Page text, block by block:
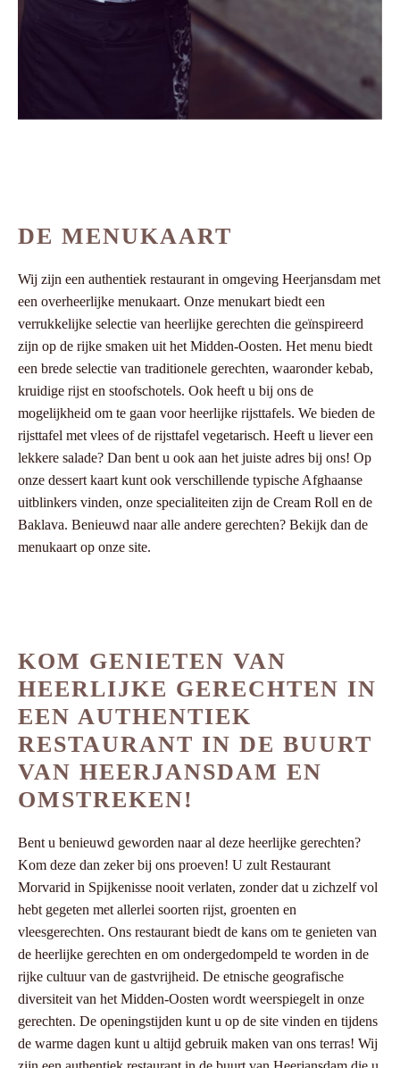
DE MENUKAART
Wij zijn een authentiek restaurant in omgeving Heerjansdam met
een overheerlijke menukaart. Onze menukart biedt een
verrukkelijke selectie van heerlijke gerechten die geïnspireerd
zijn op de rijke smaken uit het Midden-Oosten. Het menu biedt
een brede selectie van traditionele gerechten, waaronder kebab,
kruidige rijst en stoofschotels. Ook heeft u bij ons de
mogelijkheid om te gaan voor heerlijke rijsttafels. We bieden de
rijsttafel met vlees of de rijsttafel vegetarisch. Heeft u liever een
lekkere salade? Dan bent u ook aan het juiste adres bij ons! Op
onze dessert kaart kunt ook verschillende typische Afghaanse
uitblinkers vinden, onze specialiteiten zijn de Cream Roll en de
Baklava. Benieuwd naar alle andere gerechten? Bekijk dan de
menukaart op onze site.
KOM GENIETEN VAN
HEERLIJKE GERECHTEN IN
EEN AUTHENTIEK
RESTAURANT IN DE BUURT
VAN HEERJANSDAM EN
OMSTREKEN!
Bent u benieuwd geworden naar al deze heerlijke gerechten?
Kom deze dan zeker bij ons proeven! U zult Restaurant
Morvarid in Spijkenisse nooit verlaten, zonder dat u zichzelf vol
hebt gegeten met allerlei soorten rijst, groenten en
vleesgerechten. Ons restaurant biedt de kans om te genieten van
de heerlijke gerechten en om ondergedompeld te worden in de
rijke cultuur van de gastvrijheid. De etnische geografische
diversiteit van het Midden-Oosten wordt weerspiegelt in onze
gerechten. De openingstijden kunt u op de site vinden en tijdens
de warme dagen kunt u altijd gebruik maken van ons terras! Wij